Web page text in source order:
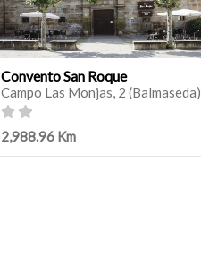
Convento San Roque
Campo Las Monjas, 2 (Balmaseda)
2,988.96 Km